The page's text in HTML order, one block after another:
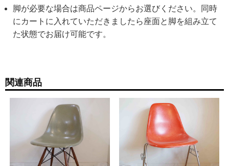
脚が必要な場合は商品ページからお選びください。同時
にカートに入れていただきましたら座面と脚を組み立て
た状態でお届け可能です。
関連商品